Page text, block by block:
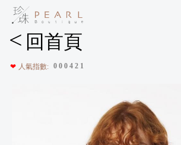
< 回首頁
❤ 人氣指數: 0 0 0 4 2 1